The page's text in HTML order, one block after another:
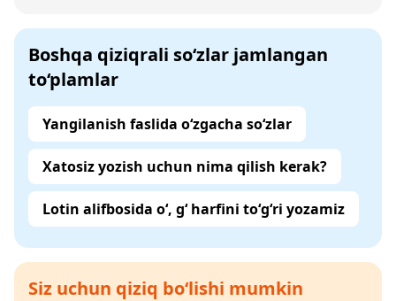
Boshqa qiziqrali so‘zlar jamlangan
to‘plamlar
Yangilanish faslida o‘zgacha so‘zlar
Xatosiz yozish uchun nima qilish kerak?
Lotin alifbosida o‘, g‘ harfini to‘g‘ri yozamiz
Siz uchun qiziq bo‘lishi mumkin